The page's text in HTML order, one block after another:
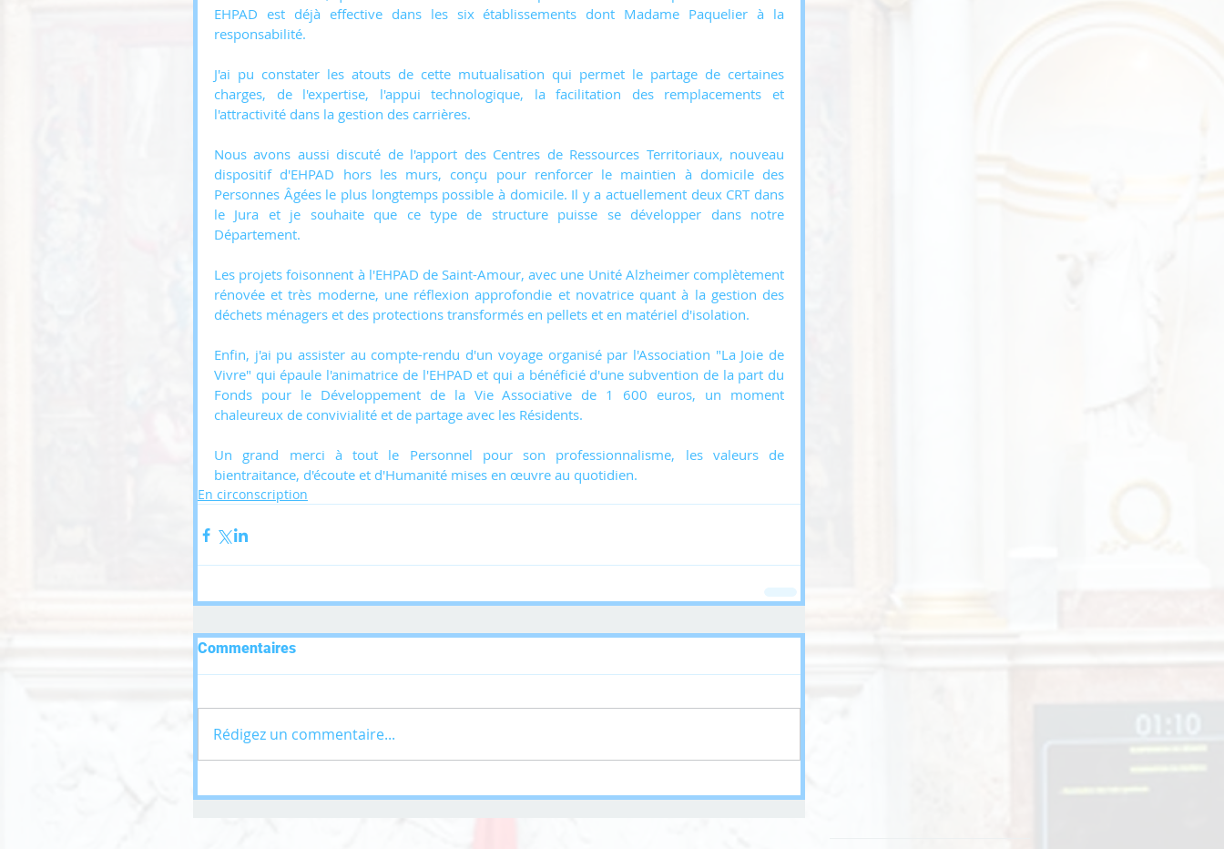
EHPAD est déjà effective dans les six établissements dont Madame Paquelier à la
responsabilité.
J'ai pu constater les atouts de cette mutualisation qui permet le partage de certaines
charges, de l'expertise, l'appui technologique, la facilitation des remplacements et
l'attractivité dans la gestion des carrières.
Nous avons aussi discuté de l'apport des Centres de Ressources Territoriaux, nouveau
dispositif d'EHPAD hors les murs, conçu pour renforcer le maintien à domicile des
Personnes Âgées le plus longtemps possible à domicile. Il y a actuellement deux CRT dans
le Jura et je souhaite que ce type de structure puisse se développer dans notre
Département.
Les projets foisonnent à l'EHPAD de Saint-Amour, avec une Unité Alzheimer complètement
rénovée et très moderne, une réflexion approfondie et novatrice quant à la gestion des
déchets ménagers et des protections transformés en pellets et en matériel d'isolation.
Enfin, j'ai pu assister au compte-rendu d'un voyage organisé par l'Association "La Joie de
Vivre" qui épaule l'animatrice de l'EHPAD et qui a bénéficié d'une subvention de la part du
Fonds pour le Développement de la Vie Associative de 1 600 euros, un moment
chaleureux de convivialité et de partage avec les Résidents.
Un grand merci à tout le Personnel pour son professionnalisme, les valeurs de
bientraitance, d'écoute et d'Humanité mises en œuvre au quotidien.
En circonscription
Commentaires
Rédigez un commentaire...